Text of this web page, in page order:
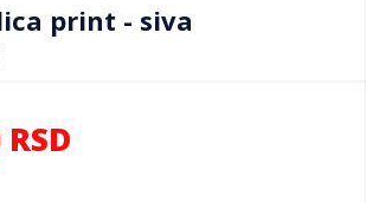
print - siva
RSD